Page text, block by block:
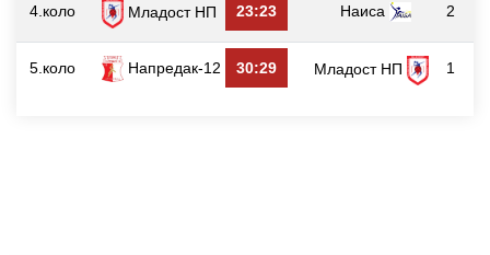
4.коло Младост НП 23:23 Наиса 2
5.коло Напредак-12 30:29 Младост НП 1